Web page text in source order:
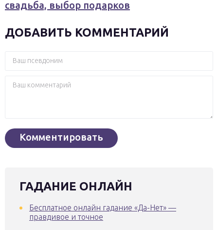
свадьба, выбор подарков
ДОБАВИТЬ КОММЕНТАРИЙ
ГАДАНИЕ ОНЛАЙН
Бесплатное онлайн гадание «Да-Нет» —
правдивое и точное